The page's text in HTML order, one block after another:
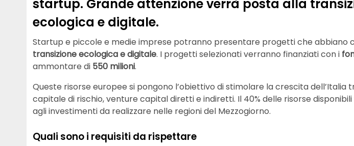
startup. Grande attenzione verrà posta alla
ecologica e digitale.
Startup e piccole e medie imprese potranno presentare progetti che abbiano
transizione ecologica e digitale. I progetti selezionati verranno finanziati con i
ammontare di 550 milioni.
Queste risorse europee si pongono l’obiettivo di stimolare la crescita dell’Italia
capitale di rischio, venture capital diretti e indiretti. Il 40% delle risorse
agli investimenti da realizzare nelle regioni del Mezzogiorno.
Quali sono i requisiti da rispettare